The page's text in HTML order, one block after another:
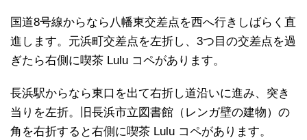
国道8号線からなら八幡東交差点を西へ行きしばらく直
進します。元浜町交差点を左折し、3つ目の交差点を過
ぎたら右側に喫茶 Lulu コペがあります。
長浜駅からなら東口を出て右折し道沿いに進み、突き
当りを左折。旧長浜市立図書館（レンガ壁の建物）の
角を右折すると右側に喫茶 Lulu コペがあります。